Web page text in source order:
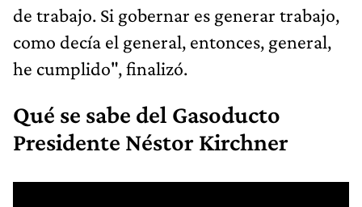
de trabajo. Si gobernar es generar trabajo,
como decía el general, entonces, general,
he cumplido", finalizó.
Qué se sabe del Gasoducto
Presidente Néstor Kirchner